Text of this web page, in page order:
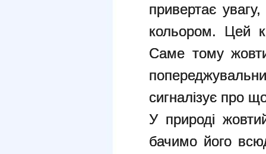
привертає
кольором. Цей
Саме тому
сигналізує про
У природі
бачимо його